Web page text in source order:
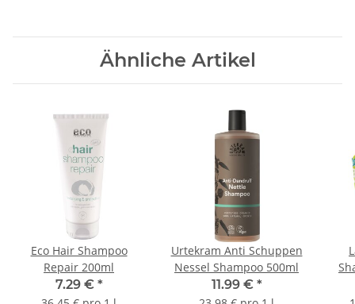
Ähnliche Artikel
Eco Hair Shampoo
Repair 200ml
7.29 € *
Urtekram Anti Schuppen
Nessel Shampoo 500ml
11.99 € *